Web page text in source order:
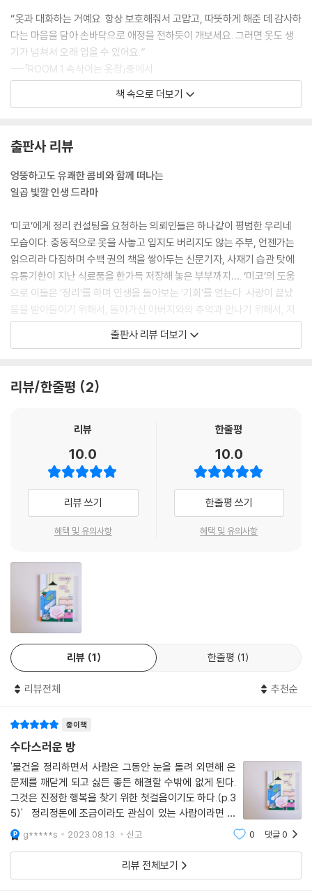
“옷과 대화하는 거예요. 항상 보호해줘서 고맙고, 따뜻하게 해준 데 감사하
다는 마음을 담아 손바닥으로 애정을 전하듯이 개보세요. 그러면 옷도 생
기가 넘쳐서 오래 입을 수 있어요.”
---「ROOM 1 속삭이는 옷장」중에서
나는 늘 생각한다. 정리란 자신의 마음과 마주하는 일이라고. (…) 사랑하
하면서 사람은 그동안 눈을 돌려 외면해 온 문제를 깨닫게 되고 싫든 좋든
해결할 수밖에 없게 된다. 그것은 진정한 행복을 찾기 위한 첫걸음이기도
하다.
“저는 물건에도 여러 가지 역할이 있다고 생각해요. 어떤 책은 중간까지만
읽히는 게 그 책의 역할이에요. 그 책이 미도리카와 씨의 수중에 들어온 데
는 그래서 의미가 있는 거고요. 버리더라도 언젠가 당신에게 도움이 되어
다시 돌아올 거예요.”
---「ROOM 2 노래하는 서재」중에서
“느낌이 비슷한 물건은 서로 가까이에 수납하는 게 좋아요. 이를테면 젓가
락 받침은 젓가락 가까이에 두는 거죠. 다양한 물건을 조화롭게, 그리고 색
각하시면 돼요.”
방은 수다쟁이다. 방 주인이 어떤 말로 스스로를 소개하든, 방은 주인보다
주인을 더 잘 설명한다. 화가 나 있거나 울고 있는 방도 있고 웃거나 하품하
는 방도 있다. 나는 의뢰인들이 설레는 물건에 둘러싸인 이상적인 삶을 살
수 있게 방에 있는 물건들의 목소리를 들으며 정리를 돕는다.
---「ROOM 4 아무 말 없는, 아이의 방」중에서
“우리는 우리의 인생을 살자고요!” (…) “어머님이 ‘아까워하는’ 마음도 잘
게든 되겠지!’가 더 좋지 않으세요?”
---「ROOM 4 아무 말 없는, 아이의 방」중에서
나는 지금까지 어떻게 해서든 물건 줄이기와 수납 방법에만 온 힘을 기울
여왔다. 그렇게 해서는 아무리 시간이 지나도 깔끔하게 정리되지 않았고
마침내는 물건을 미워하기 시작했던 것이다. 정말로 중요한 것은 자신의
인생을 즐겁고 풍요롭게 해줄 ‘설레는 물건’을 찾아내는 감각이다.
나 미래에 대한 불안이요. 그럴 때 물건에 대해 우리가 선택할 수 있는 길은
세 가지가 있습니다. 지금 마주할 것인지, 언젠가 마주할 것인지, 아니면 죽
을 때까지 못 본 척할 것인지 이렇게요. 저는 지금 마주해서 과거에서 미래
로 나아가는 선택지를 권하고 싶어요. 공간은 과거의 자신이 아니라 미래
의 자신을 위해 사용해야 한다고 생각하거든요.”
---「ROOM 6 시끄러운 쓰레기 더미 집」중에서
책 속으로 더보기
출판사 리뷰
엉뚱하고도 유쾌한 콤비와 함께 떠나는
일곱 빛깔 인생 드라마
‘미코’에게 정리 컨설팅을 요청하는 의뢰인들은 하나같이 평범한 우리네
모습이다. 충동적으로 옷을 사놓고 입지도 버리지도 않는 주부, 언젠가는
읽으리라 다짐하며 수백 권의 책을 쌓아두는 신문기자, 사재기 습관 탓에
유통기한이 지난 식료품을 한가득 저장해 놓은 부부까지…. ‘미코’의 도움
으로 이들은 ‘정리’를 하며 인생을 돌아보는 ‘기회’를 얻는다. 사랑이 끝났
음을 받아들이기 위해서, 돌아가신 아버지와의 추억과 만나기 위해서, 지
진을 겪고 얻은 두려움을 떨치고 싶어서, 물건의 정리가 필요했다는 걸 깨
껏 끌어올린다. 우선 ‘미코’는 물건이 하는 말이 들리고 물건에 얽힌 주인의
흔들리고 싶어~♪”라고 말하는 걸 듣고는 “걸려 있는 걸 더 좋아하는 옷은
인의 사연을 보고는 “옷이 인제 그만 저를 떠나보내 주기를 원하는 것 같
다”고 귀띔하기도 하면서, 의뢰인이 무엇을 버리고 무엇을 남길지 결정할
수 있게 도와준다. 그 와중에 ‘미코’의 단짝인 말하는 상자 ‘보쿠스’는 그녀
의 비밀스러운 능력이 의뢰인에게 들통나지 않도록 시시콜콜 참견하며 단
속한다. 마법을 부리듯 정리 처방을 내리는 ‘미코’와 그 옆에서 현실적인 잔
웃음을 자아낸다.
약방의 감초, 팥빵의 앙꼬처럼 매력 넘치는 ‘정리 콤비’와 함께 마침내 진정
원해온 인생의 모습을 찾아 걸음을 떼기 시작하는 의뢰인들의 이야기는 소
“두려움을 버리고, 설렘으로 채우세요”
질 텐데 과연 ‘정리’해야 할까? 언젠가 필요할지도 모르는데 물건을 버려도
괜찮을까?
물건은 우리 마음에 어떤 감정을 불러일으킨다. 그 감정이란 설렘, 감사함,
소중함에서부터 미련, 집착, 두려움까지 물건마다 다 다르다. 한편, 과거와
현재의 내가 같지 않듯이 물건이 불러일으키는 감정 또한 과거와 현재가
같지 않다. 처음 갖게 되었을 때는 귀하고, 필요하며, 설레던 물건이 지금은
흔하고, 불필요하며, 거추장스러워지기도 한다. 어느 때이든 정리의 순간
은 반드시 다가온다. 정리가 있어야 삶의 다음 스텝이 가능하기 때문이다.
하지만 여러 감정으로 정리가 쉽지 않은 사람들이 많다. 이들을 위해 소설
출판사 리뷰 더보기
리뷰/한줄평 2
리뷰
10.0
리뷰 쓰기
혜택 및 유의사항
한줄평
10.0
한줄평 쓰기
혜택 및 유의사항
리뷰 1 한줄평 1
리뷰전체 추천순
종이책
수다스러운 방
'물건을 정리하면서 사람은 그동안 눈을 돌려 외면해 온
문제를 깨닫게 되고 싫든 좋든 해결할 수밖에 없게 된다.
그것은 진정한 행복을 찾기 위한 첫걸음이기도 하다.(p.3
5)' 정리정돈에 조금이라도 관심이 있는 사람이라면 한
때 미니멀리즘이 아니라 정리정돈으로 유명했던 일본의
곤도 마리에라는 정리정문가이자 정리 컨설턴트의 이름
이 낯설지 않을 것이다. 특히나 이분이
g*****s 2023.08.13. 신고 0 댓글0
리뷰 전체보기